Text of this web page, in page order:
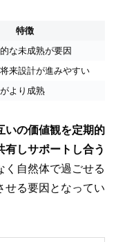
特徴
な未成熟が要因
来設計が進みやすい
より成熟
いの価値観を定期的
有しサポートし合う
く自然体で過ごせる
せる要因となってい